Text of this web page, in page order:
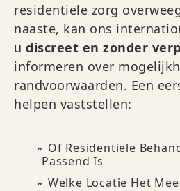
residentiële zorg
naaste, kan ons
u discreet en zonder
informeren over
randvoorwaarden. Een
helpen vaststellen:
Of Residentiële
Passend Is
Welke Locatie Het